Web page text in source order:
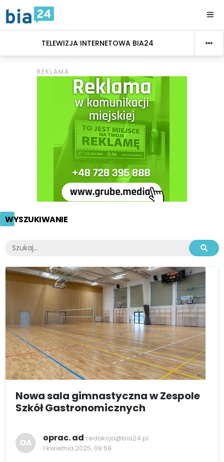
TELEWIZJA INTERNETOWA BIA24
WYSZUKIWANIE
Nowa sala gimnastyczna w Zespole
Szkół Gastronomicznych
OA oprac. ad redakcja@bia24.pl
1 kwietnia 2025, 09:59